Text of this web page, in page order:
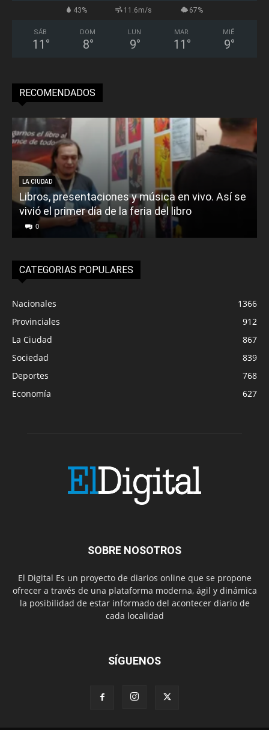
43% 11.6m/s 67%
SÁB
11 °
DOM
8°
LUN
9°
MAR
11 °
MIÉ
9°
RECOMENDADOS
LA CIUDAD
Libros, presentaciones y música en vivo. Así se
vivió el primer día de la feria del libro
0
CATEGORIAS POPULARES
Nacionales
1366
Provinciales
912
La Ciudad
867
Sociedad
839
Deportes
768
Economía
627
SOBRE NOSOTROS
El Digital Es un proyecto de diarios online que se propone
ofrecer a través de una plataforma moderna, ágil y dinámica
la posibilidad de estar informado del acontecer diario de
cada localidad
SÍGUENOS